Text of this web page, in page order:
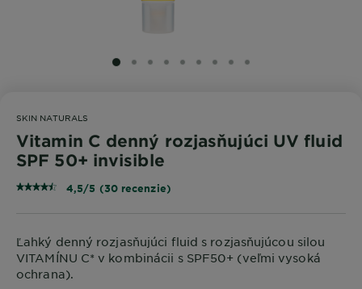
SLIDE 1
SLIDE 2
SLIDE 3
SLIDE 4
SLIDE 5
SLIDE 6
SLIDE 7
SLIDE 8
SLIDE 9
SKIN NATURALS
Vitamin C denný rozjasňujúci UV fluid
SPF 50+ invisible
4,5/5 (30 recenzie)
Ľahký denný rozjasňujúci fluid s rozjasňujúcou silou
VITAMÍNU C* v kombinácii s SPF50+ (veľmi vysoká
ochrana).